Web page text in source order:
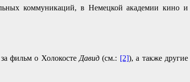
коммуникаций, в Немецкой академии кино и
фильм о Холокосте Давид (см.: [2]), а также другие